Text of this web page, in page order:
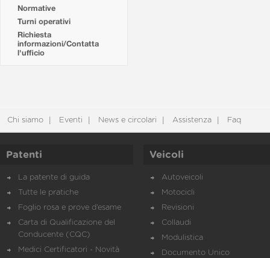
Normative
Turni operativi
Richiesta
informazioni/Contatta
l'ufficio
Chi siamo Eventi News e circolari Assistenza Faq
Patenti
La patente di guida
Tutte le pratiche
Foglio rosa e prove d’esame
Carta di Qualificazione del
Conducente (CQC)
Medici Certificatori - Novità
Veicoli
Autoveicoli
Motocicli
Revisioni
Collaudi
Modulistica
Documento Unico